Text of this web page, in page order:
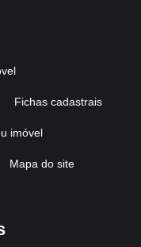
Fichas cadastrais
imóvel
Mapa do site